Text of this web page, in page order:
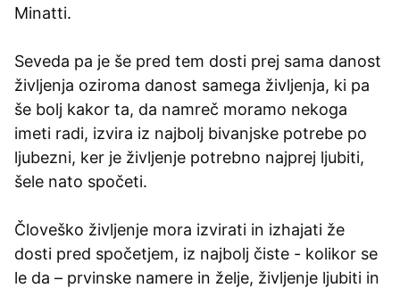
Minatti.
Seveda pa je še pred tem dosti prej sama danost
življenja oziroma danost samega življenja, ki pa
še bolj kakor ta, da namreč moramo nekoga
imeti radi, izvira iz najbolj bivanjske potrebe po
ljubezni, ker je življenje potrebno najprej ljubiti,
šele nato spočeti.
Človeško življenje mora izvirati in izhajati že
dosti pred spočetjem, iz najbolj čiste - kolikor se
le da – prvinske namere in želje, življenje ljubiti in